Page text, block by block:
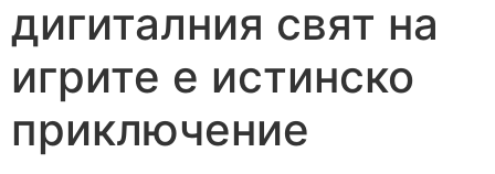
дигиталния свят на
игрите е истинско
приключение